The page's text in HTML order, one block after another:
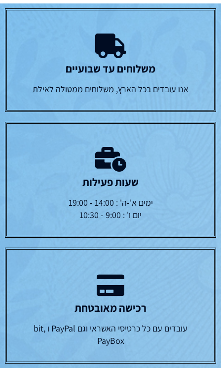
משלוחים עד שבועיים
אנו עובדים בכל הארץ, משלוחים ממטולה לאילת
שעות פעילות
ימים א'-ה' : 14:00 - 19:00
יום ו' : 9:00 - 10:30
רכישה מאובטחת
עובדים עם כל כרטיסי האשראי וגם PayPal ו bit,
PayBox